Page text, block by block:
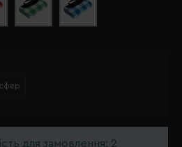
для замовлення: 2